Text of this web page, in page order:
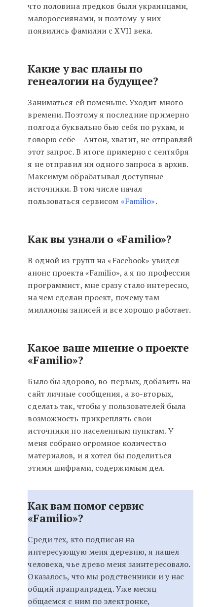
что половина предков были украинцами,
малороссиянами, и поэтому у них
появились фамилии с XVII века.
Какие у вас планы по
генеалогии на будущее?
Заниматься ей поменьше. Уходит много
времени. Поэтому я последние примерно
полгода буквально бью себя по рукам, и
говорю себе – Антон, хватит, не отправляй
этот запрос. В итоге примерно с сентября
я не отправил ни одного запроса в архив.
Максимум обрабатывал доступные
источники. В том числе начал
пользоваться сервисом «Familio».
Как вы узнали о «Familio»?
В одной из групп на «Facebook» увидел
анонс проекта «Familio», а я по профессии
программист, мне сразу стало интересно,
на чем сделан проект, почему там
миллионы записей и все хорошо работает.
Какое ваше мнение о проекте
«Familio»?
Было бы здорово, во-первых, добавить на
сайт личные сообщения, а во-вторых,
сделать так, чтобы у пользователей была
возможность прикреплять свои
источники по населенным пунктам. У
меня собрано огромное количество
материалов, и я хотел бы поделиться
этими шифрами, содержимым дел.
Как вам помог сервис
«Familio»?
Среди тех, кто подписан на
интересующую меня деревню, я нашел
человека, чье древо меня заинтересовало.
Оказалось, что мы родственники и у нас
общий прапрапрадед. Уже месяц
общаемся с ним по электронке,